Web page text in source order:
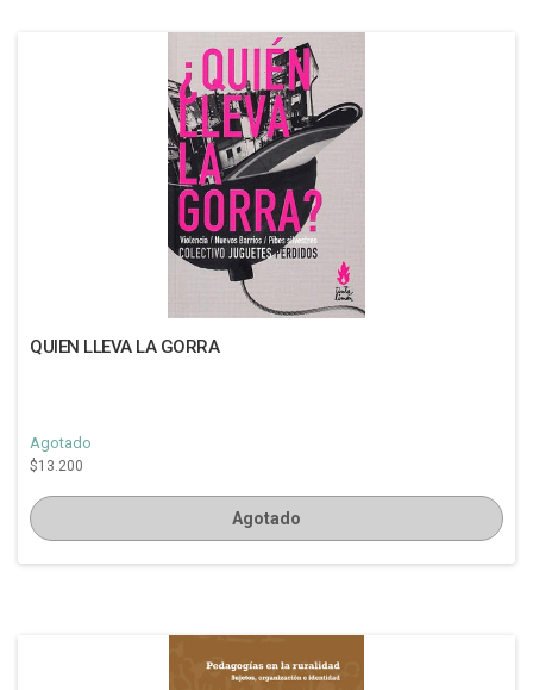
QUIEN LLEVA LA GORRA
Agotado
$13.200
Agotado